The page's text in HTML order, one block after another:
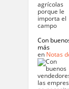
Con
más
en Notas